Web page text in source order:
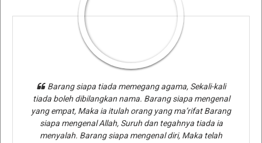
Barang siapa tiada memegang agama, Sekali-kali
tiada boleh dibilangkan nama. Barang siapa mengenal
yang empat, Maka ia itulah orang yang ma’rifat Barang
siapa mengenal Allah, Suruh dan tegahnya tiada ia
menyalah. Barang siapa mengenal diri, Maka telah